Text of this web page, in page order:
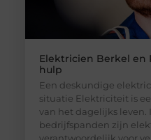
Elektricien Berkel en
hulp
Een deskundige
situatie Elektriciteit is
van het dagelijks leven.
bedrijfspanden zijn